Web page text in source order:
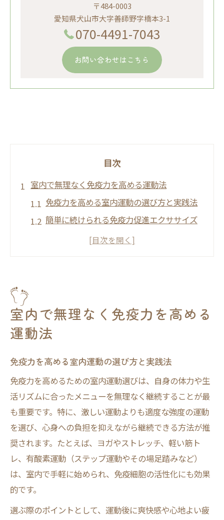
〒484-0003
愛知県犬山市大字善師野字橋本3-1
070-4491-7043
お問い合わせはこちら
目次
室内で無理なく免疫力を高める運動法
免疫力を高める室内運動の選び方と実践法
簡単に続けられる免疫力促進エクササイズ
運動で免疫力が上がる理由と効果的なポイ
ント
筋トレが免疫力を上げる科学的な根拠とは
免疫力維持に欠かせない筋トレの頻度と内
容
筋トレ後に免疫力が低下する理由と対策法
筋トレで免疫力を促進するための実践ポイ
ント
免疫力を落とさない筋トレ生活の始め方
疲れやすさを防ぐトレーニング習慣の工夫
免疫力を守るための適切な休息とトレーニ
室内で無理なく免疫力を高める
運動法
免疫力を高める室内運動の選び方と実践法
免疫力を高めるための室内運動選びは、自身の体力や生
活リズムに合ったメニューを無理なく継続することが最
も重要です。特に、激しい運動よりも適度な強度の運動
を選び、心身への負担を抑えながら継続できる方法が推
奨されます。たとえば、ヨガやストレッチ、軽い筋ト
レ、有酸素運動（ステップ運動やその場足踏みなど）
は、室内で手軽に始められ、免疫細胞の活性化にも効果
的です。
選ぶ際のポイントとして、運動後に爽快感や心地よい疲